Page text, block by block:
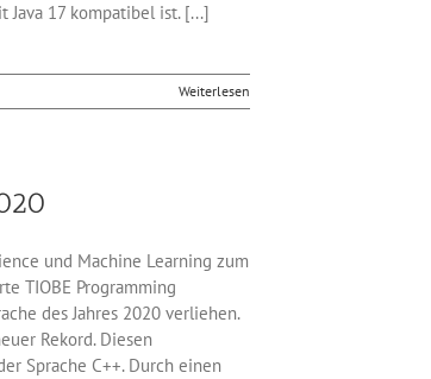
Java 17 kompatibel ist. [...]
Weiterlesen
und Machine Learning zum
TIOBE Programming
des Jahres 2020 verliehen.
Rekord. Diesen
Sprache C++. Durch einen